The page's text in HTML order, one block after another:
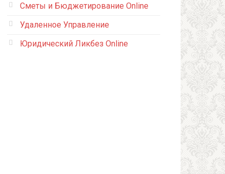
Сметы и Бюджетирование Online
Удаленное Управление
Юридический Ликбез Online